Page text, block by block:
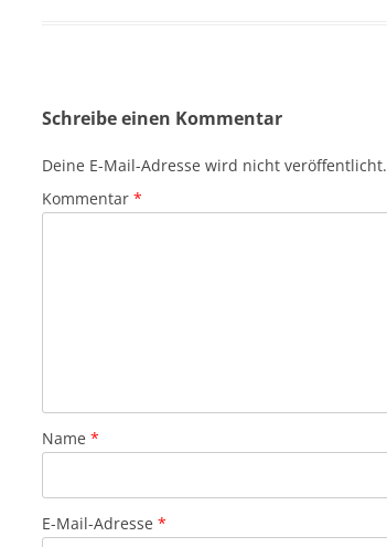
Schreibe einen Kommentar
Deine E-Mail-Adresse wird nicht veröffentlicht.
Kommentar *
Name *
E-Mail-Adresse *